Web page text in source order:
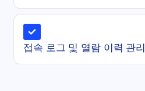
접속 로그 및 열람 이력 관리